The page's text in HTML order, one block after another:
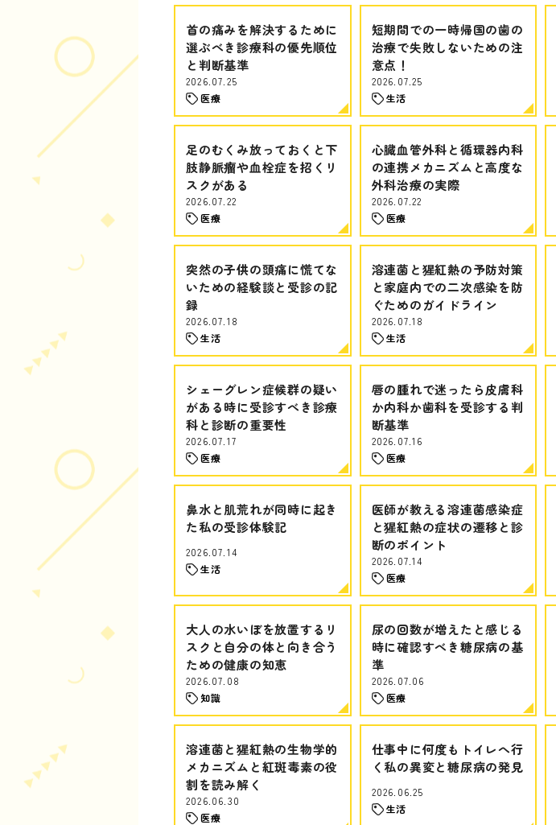
首の痛みを解決するために
選ぶべき診療科の優先順位
と判断基準
2026.07.25
医療
短期間での一時帰国の歯の
治療で失敗しないための注
意点！
2026.07.25
生活
足のむくみ放っておくと下
肢静脈瘤や血栓症を招くリ
スクがある
2026.07.22
医療
心臓血管外科と循環器内科
の連携メカニズムと高度な
外科治療の実際
2026.07.22
医療
突然の子供の頭痛に慌てな
いための経験談と受診の記
録
2026.07.18
生活
溶連菌と猩紅熱の予防対策
と家庭内での二次感染を防
ぐためのガイドライン
2026.07.18
生活
シェーグレン症候群の疑い
がある時に受診すべき診療
科と診断の重要性
2026.07.17
医療
唇の腫れで迷ったら皮膚科
か内科か歯科を受診する判
断基準
2026.07.16
医療
鼻水と肌荒れが同時に起き
た私の受診体験記
2026.07.14
生活
医師が教える溶連菌感染症
と猩紅熱の症状の遷移と診
断のポイント
2026.07.14
医療
大人の水いぼを放置するリ
スクと自分の体と向き合う
ための健康の知恵
2026.07.08
知識
尿の回数が増えたと感じる
時に確認すべき糖尿病の基
準
2026.07.06
医療
溶連菌と猩紅熱の生物学的
メカニズムと紅斑毒素の役
割を読み解く
2026.06.30
医療
仕事中に何度もトイレへ行
く私の異変と糖尿病の発見
2026.06.25
生活